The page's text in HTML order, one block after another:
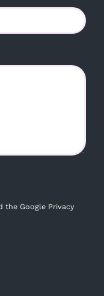
the Google Privacy